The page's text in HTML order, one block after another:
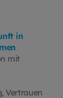
in
mit
Vertrauen